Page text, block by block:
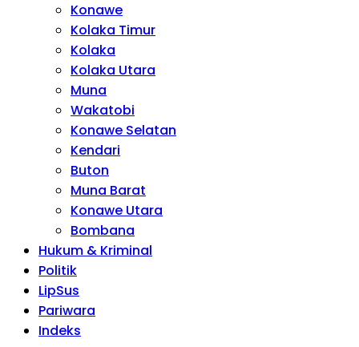
Konawe
Kolaka Timur
Kolaka
Kolaka Utara
Muna
Wakatobi
Konawe Selatan
Kendari
Buton
Muna Barat
Konawe Utara
Bombana
Hukum & Kriminal
Politik
LipSus
Pariwara
Indeks